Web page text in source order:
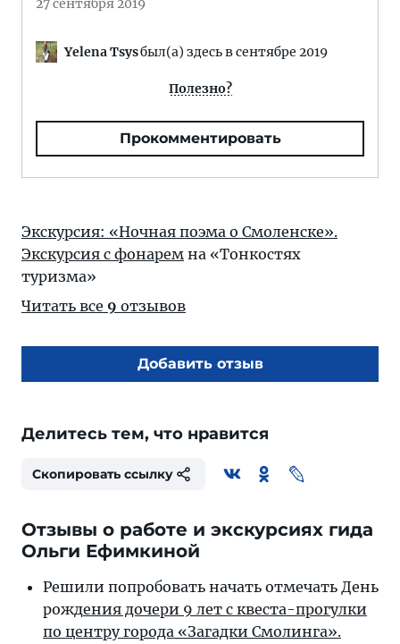
27 сентября 2019
Yelena Tsysбыл(а) здесь в сентябре 2019
Полезно?
Прокомментировать
Экскурсия: «Ночная поэма о Смоленске».
Экскурсия с фонарем на «Тонкостях
туризма»
Читать все 9 отзывов
Добавить отзыв
Делитесь тем, что нравится
Скопировать ссылку
Отзывы о работе и экскурсиях гида
Ольги Ефимкиной
Решили попробовать начать отмечать День
рождения дочери 9 лет с квеста-прогулки
по центру города «Загадки Смолинга».